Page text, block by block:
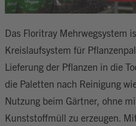
Das Floritray Mehrwegsystem
Kreislaufsystem für
Lieferung der Pflanzen in die
die Paletten nach Reinigung
Nutzung beim Gärtner, ohne
Kunststoffmüll zu erzeugen.